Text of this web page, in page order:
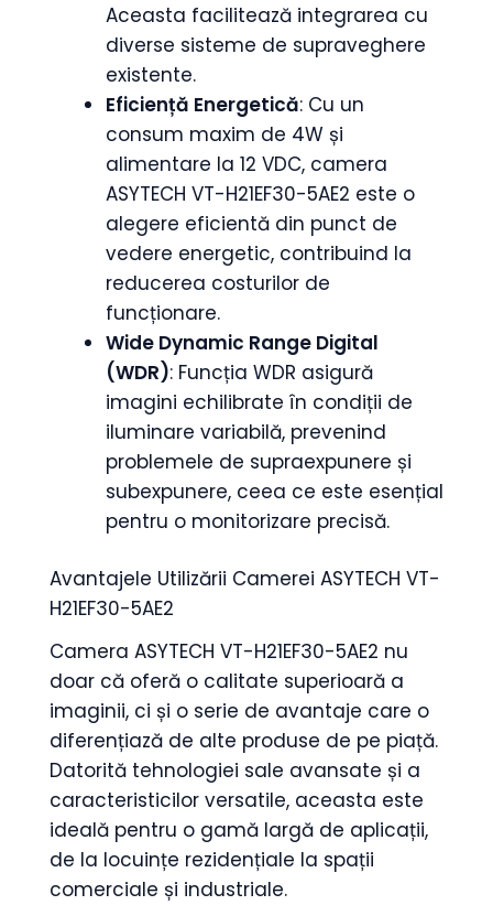
Aceasta facilitează integrarea cu
diverse sisteme de supraveghere
existente.
Eficiență Energetică: Cu un
consum maxim de 4W și
alimentare la 12 VDC, camera
ASYTECH VT-H21EF30-5AE2 este o
alegere eficientă din punct de
vedere energetic, contribuind la
reducerea costurilor de
funcționare.
Wide Dynamic Range Digital
(WDR): Funcția WDR asigură
imagini echilibrate în condiții de
iluminare variabilă, prevenind
problemele de supraexpunere și
subexpunere, ceea ce este esențial
pentru o monitorizare precisă.
Avantajele Utilizării Camerei ASYTECH VT-
H21EF30-5AE2
Camera ASYTECH VT-H21EF30-5AE2 nu
doar că oferă o calitate superioară a
imaginii, ci și o serie de avantaje care o
diferențiază de alte produse de pe piață.
Datorită tehnologiei sale avansate și a
caracteristicilor versatile, aceasta este
ideală pentru o gamă largă de aplicații,
de la locuințe rezidențiale la spații
comerciale și industriale.